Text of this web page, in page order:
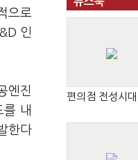
으로
인
엔진
내
한다
편의점 전성시대